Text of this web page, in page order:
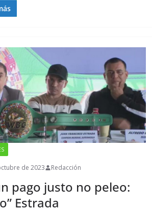
de 2023 Redacción
pago justo no peleo:
Estrada